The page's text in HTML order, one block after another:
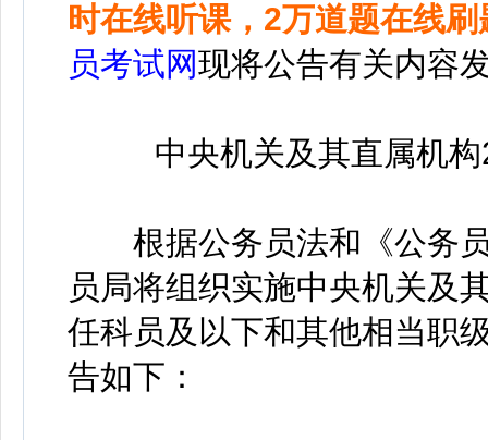
时在线听课，2万道题在线
员考试网现将公告有关内容
中央机关及其直属机
根据公务员法和《公务员
员局将组织实施中央机关及
任科员及以下和其他相当职
告如下：